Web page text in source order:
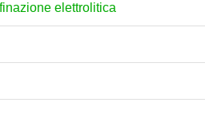
elettrolitica